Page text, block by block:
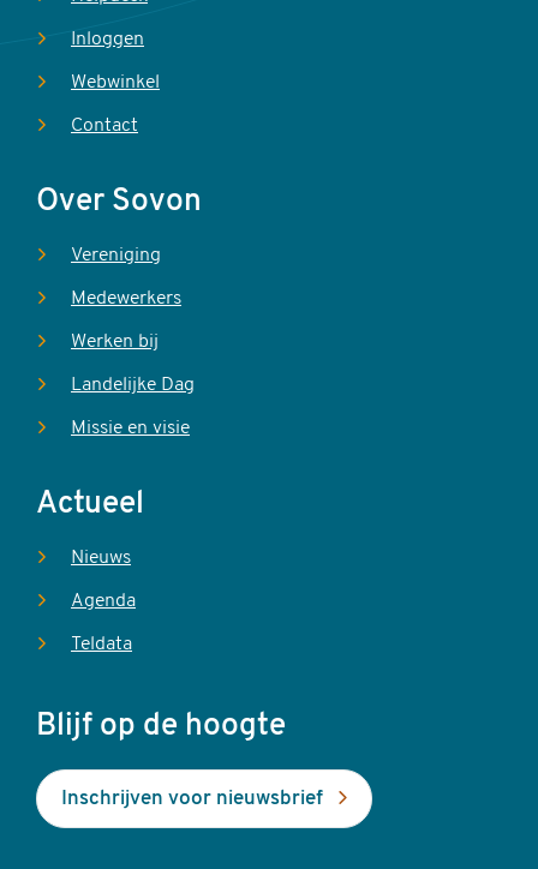
Inloggen
Webwinkel
Contact
Over Sovon
Vereniging
Medewerkers
Werken bij
Landelijke Dag
Missie en visie
Actueel
Nieuws
Agenda
Teldata
Blijf op de hoogte
Inschrijven voor nieuwsbrief